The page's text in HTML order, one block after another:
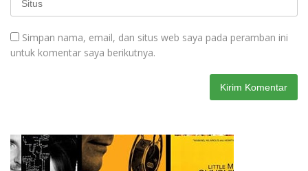
Simpan nama, email, dan situs web saya pada peramban ini
untuk komentar saya berikutnya.